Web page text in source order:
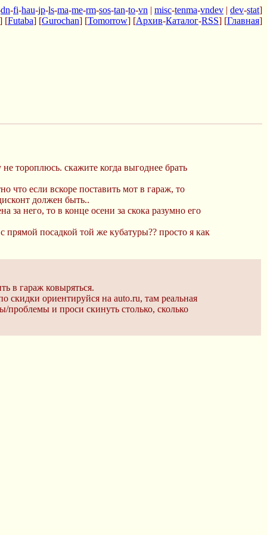
dn-fi-hau-jp-ls-ma-me-rm-sos-tan-to-vn | misc-tenma-vndev | dev-stat]
] [Futaba] [Gurochan] [Tomorrow] [Архив-Каталог-RSS] [Главная]
тороплюсь. скажите когда выгоднее брать
что если вскоре поставить мот в гараж, то
должен быть..
за него, то в конце осени за скока разумно его
посадкой той же кубатуры?? просто я как
в гараж ковыряться.
скидки ориентируйся на auto.ru, там реальная
проблемы и проси скинуть столько, сколько